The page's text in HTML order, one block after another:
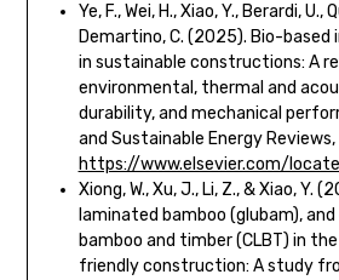
Ye, F., Wei, H., Xiao, Y., Berardi, U.,
Demartino, C. (2025). Bio-
in sustainable constructions: A
environmental, thermal and
durability, and mechanical
and Sustainable Energy
https://www.elsevier.com/
Xiong, W., Xu, J., Li, Z., & Xiao, Y.
laminated bamboo (glubam),
bamboo and timber (CLBT) in
friendly construction: A study